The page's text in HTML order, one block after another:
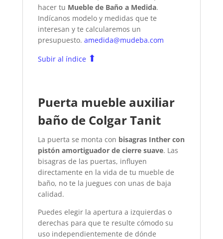
hacer tu Mueble de Baño a Medida.
Indícanos modelo y medidas que te
interesan y te calcularemos un
presupuesto. amedida@mudeba.com
Subir al índice ⬆
Puerta mueble auxiliar
baño de Colgar Tanit
La puerta se monta con bisagras Inther con
pistón amortiguador de cierre suave. Las
bisagras de las puertas, influyen
directamente en la vida de tu mueble de
baño, no te la juegues con unas de baja
calidad.
Puedes elegir la apertura a izquierdas o
derechas para que te resulte cómodo su
uso independientemente de dónde